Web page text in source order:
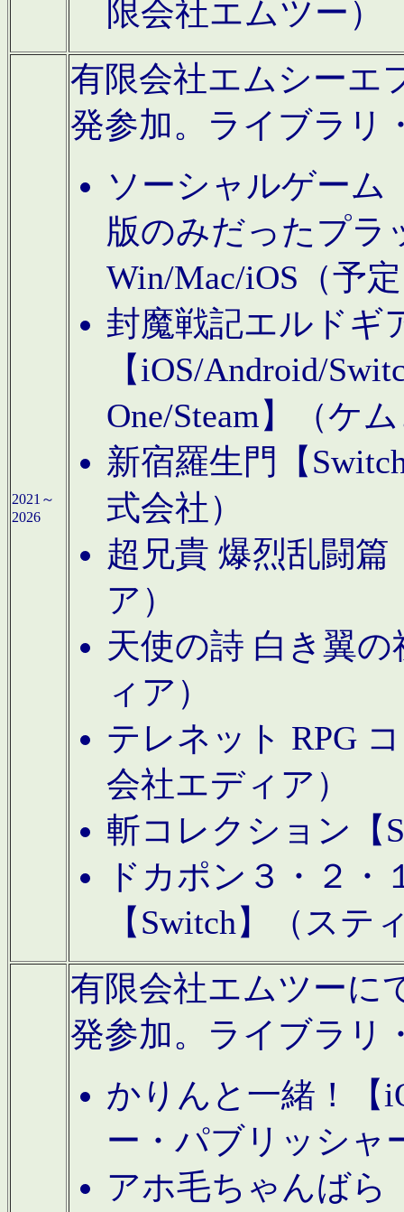
限会社エムツー）
2021～
2026
有限会社エムシーエ
発参加。ライブラリ
ソーシャルゲーム
版のみだったプラ
Win/Mac/iOS（予
封魔戦記エルドギ
【iOS/Android/
One/Steam】（ケ
新宿羅生門【
式会社）
超兄貴 爆烈乱闘篇
ア）
天使の詩 白き翼
ィア）
テレネット RPG
会社エディア）
斬コレクション【
ドカポン３・２
【Switch】（ステ
有限会社エムツーに
発参加。ライブラリ
かりんと一緒！【
ー・パブリッシャ
アホ毛ちゃんばら